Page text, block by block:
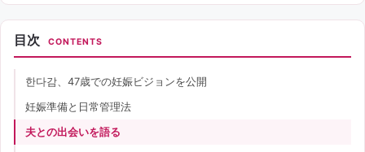
目次 CONTENTS
한다감、47歳での妊娠ビジョンを公開
妊娠準備と日常管理法
夫との出会いを語る